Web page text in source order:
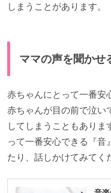
しまうことがあります。
ママの声を聞かせ
赤ちゃんにとって一番安
赤ちゃんが目の前で泣い
してしまうこともありま
って一番安心できる『音
たり、話しかけてみてく